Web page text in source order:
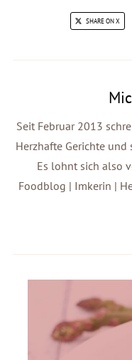
SHARE ON X
Seit Februar 2013
Herzhafte Gerichte
Es lohnt sich also
Foodblog | Imkerin |